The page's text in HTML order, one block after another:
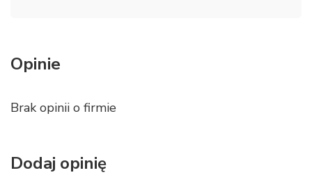
Opinie
Brak opinii o firmie
Dodaj opinię